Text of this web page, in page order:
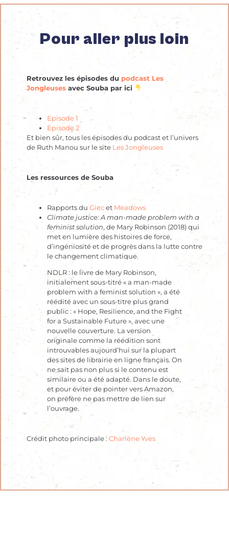
Pour aller plus loin
Retrouvez les épisodes du podcast Les
Jongleuses avec Souba par ici
Episode 1
Episode 2
Et bien sûr, tous les épisodes du podcast et l’univers
de Ruth Manou sur le site Les Jongleuses
Les ressources de Souba
Rapports du Giecet Meadows
Climate justice: A man-made problem with a
feminist solution, de Mary Robinson (2018) qui
met en lumière des histoires de force,
d’ingéniosité et de progrès dans la lutte contre
le changement climatique.
NDLR : le livre de Mary Robinson,
initialement sous-titré « a man-made
problem with a feminist solution », a été
réédité avec un sous-titre plus grand
public : « Hope, Resilience, and the Fight
for a Sustainable Future », avec une
nouvelle couverture. La version
originale comme la réédition sont
introuvables aujourd’hui sur la plupart
des sites de librairie en ligne français. On
ne sait pas non plus si le contenu est
similaire ou a été adapté. Dans le doute,
et pour éviter de pointer vers Amazon,
on préfère ne pas mettre de lien sur
l’ouvrage.
Crédit photo principale :Charlène Yves